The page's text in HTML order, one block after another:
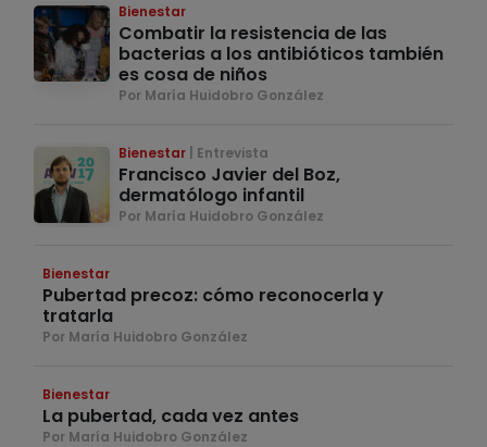
Bienestar
Combatir la resistencia de las
bacterias a los antibióticos también
es cosa de niños
Por María Huidobro González
Bienestar Entrevista
Francisco Javier del Boz,
dermatólogo infantil
Por María Huidobro González
Bienestar
Pubertad precoz: cómo reconocerla y
tratarla
Por María Huidobro González
Bienestar
La pubertad, cada vez antes
Por María Huidobro González